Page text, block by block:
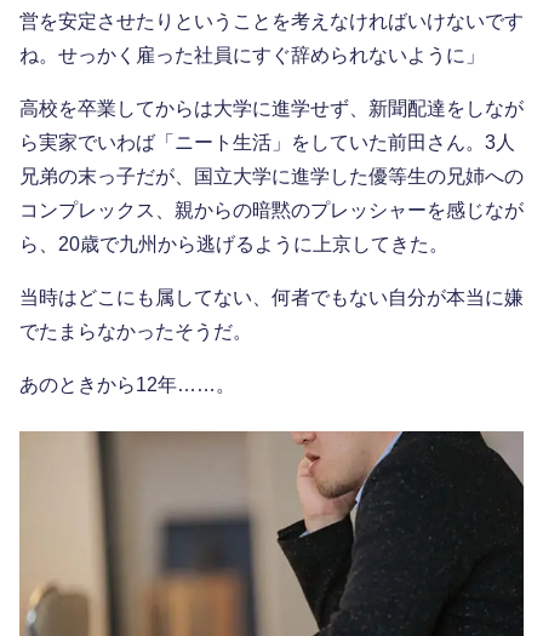
営を安定させたりということを考えなければいけないです
ね。せっかく雇った社員にすぐ辞められないように」
高校を卒業してからは大学に進学せず、新聞配達をしなが
ら実家でいわば「ニート生活」をしていた前田さん。3人
兄弟の末っ子だが、国立大学に進学した優等生の兄姉への
コンプレックス、親からの暗黙のプレッシャーを感じなが
ら、20歳で九州から逃げるように上京してきた。
当時はどこにも属してない、何者でもない自分が本当に嫌
でたまらなかったそうだ。
あのときから12年……。